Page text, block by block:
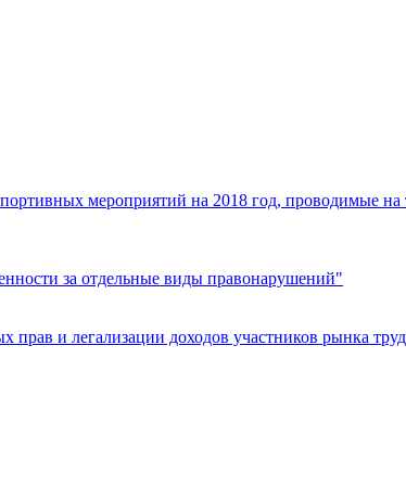
мероприятий на 2018 год, проводимые
за отдельные виды правонарушений"
и легализации доходов участников рынка